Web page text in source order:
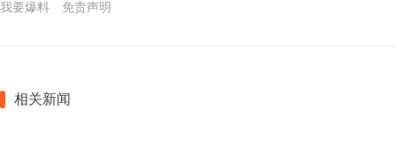
我要爆料 免责声明
相关新闻